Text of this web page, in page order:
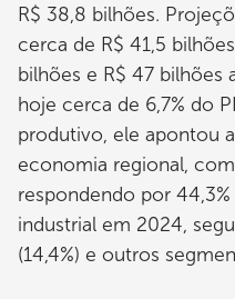
R$ 38,8 bilhões.
cerca de R$ 41,5
bilhões e R$ 47 bilhões
hoje cerca de 6,7% do
produtivo, ele apontou
economia regional,
respondendo por
industrial em 2024,
(14,4%) e outros